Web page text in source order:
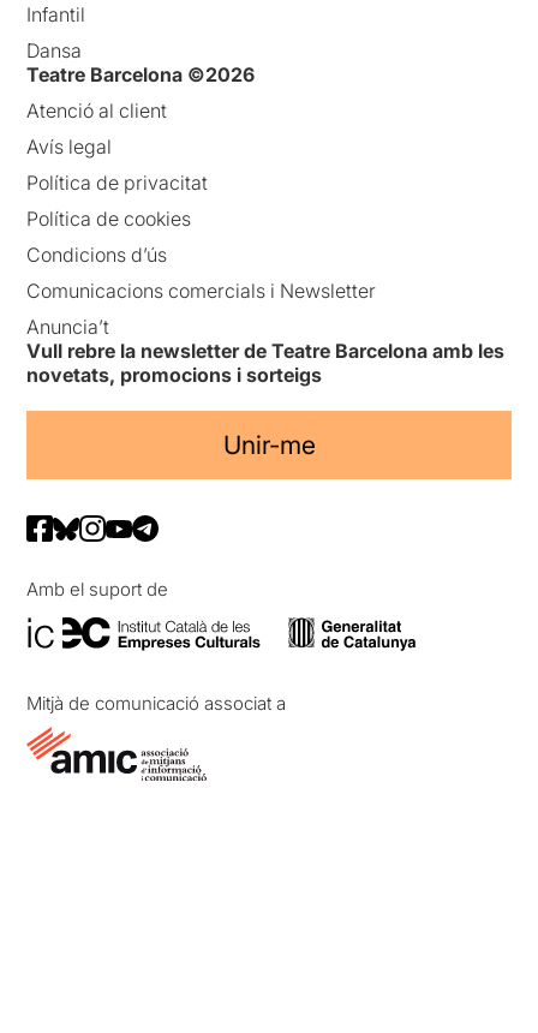
Infantil
Dansa
Teatre Barcelona ©2026
Atenció al client
Avís legal
Política de privacitat
Política de cookies
Condicions d’ús
Comunicacions comercials i Newsletter
Anuncia’t
Vull rebre la newsletter de Teatre Barcelona amb les
novetats, promocions i sorteigs
Unir-me
Amb el suport de
Mitjà de comunicació associat a